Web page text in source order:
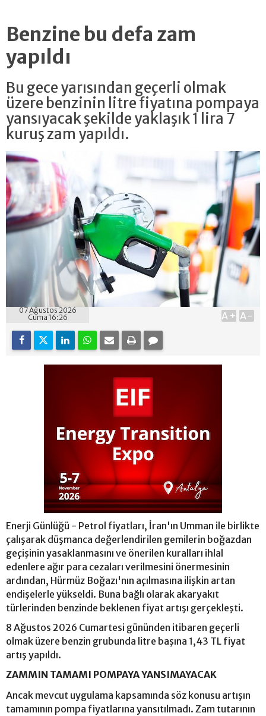
Benzine bu defa zam
yapıldı
Bu gece yarısından geçerli olmak
üzere benzinin litre fiyatına pompaya
yansıyacak şekilde yaklaşık 1 lira 7
kuruş zam yapıldı.
07 Ağustos 2026
Cuma 16:26
A+ A-
Enerji Günlüğü - Petrol fiyatları, İran'ın Umman ile birlikte
çalışarak düşmanca değerlendirilen gemilerin boğazdan
geçişinin yasaklanmasını ve önerilen kuralları ihlal
edenlere ağır para cezaları verilmesini önermesinin
ardından, Hürmüz Boğazı'nın açılmasına ilişkin artan
endişelerle yükseldi. Buna bağlı olarak akaryakıt
türlerinden benzinde beklenen fiyat artışı gerçekleşti.
8 Ağustos 2026 Cumartesi gününden itibaren geçerli
olmak üzere benzin grubunda litre başına 1,43 TL fiyat
artış yapıldı.
ZAMMIN TAMAMI POMPAYA YANSIMAYACAK
Ancak mevcut uygulama kapsamında söz konusu artışın
tamamının pompa fiyatlarına yansıtılmadı. Zam tutarının